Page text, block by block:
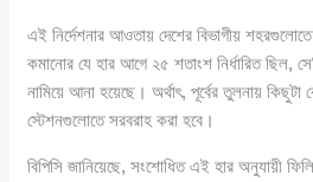
এই নির্দেশনার আওতায় দেশের বিভাগীয়
কমানোর যে হার আগে ২৫ শতাংশ নির্ধারিত ছিল,
নামিয়ে আনা হয়েছে। অর্থাৎ, পূর্বের তুলনায় কিছুটা
স্টেশনগুলোতে সরবরাহ করা হবে।
বিপিসি জানিয়েছে, সংশোধিত এই হার অনুযায়ী